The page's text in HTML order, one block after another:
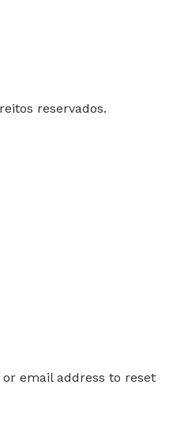
reservados.
email address to reset